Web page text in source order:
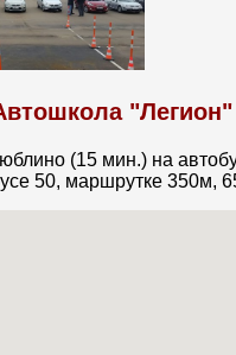
"Легион"
(15 мин.) на
50, маршрутке 350м,